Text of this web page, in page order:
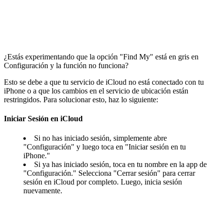
¿Estás experimentando que la opción "Find My" está en gris en
Configuración y la función no funciona?
Esto se debe a que tu servicio de iCloud no está conectado con tu
iPhone o a que los cambios en el servicio de ubicación están
restringidos. Para solucionar esto, haz lo siguiente:
Iniciar Sesión en iCloud
Si no has iniciado sesión, simplemente abre
"Configuración" y luego toca en "Iniciar sesión en tu
iPhone."
Si ya has iniciado sesión, toca en tu nombre en la app de
"Configuración." Selecciona "Cerrar sesión" para cerrar
sesión en iCloud por completo. Luego, inicia sesión
nuevamente.